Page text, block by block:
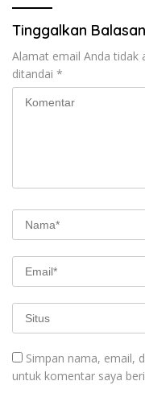
Tinggalkan Balasan
Alamat email Anda tidak
ditandai *
Simpan nama, email,
untuk komentar saya